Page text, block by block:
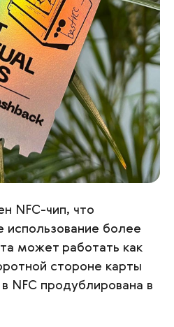
NFC-чип, что
использование более
может работать как
стороне карты
NFC продублирована в